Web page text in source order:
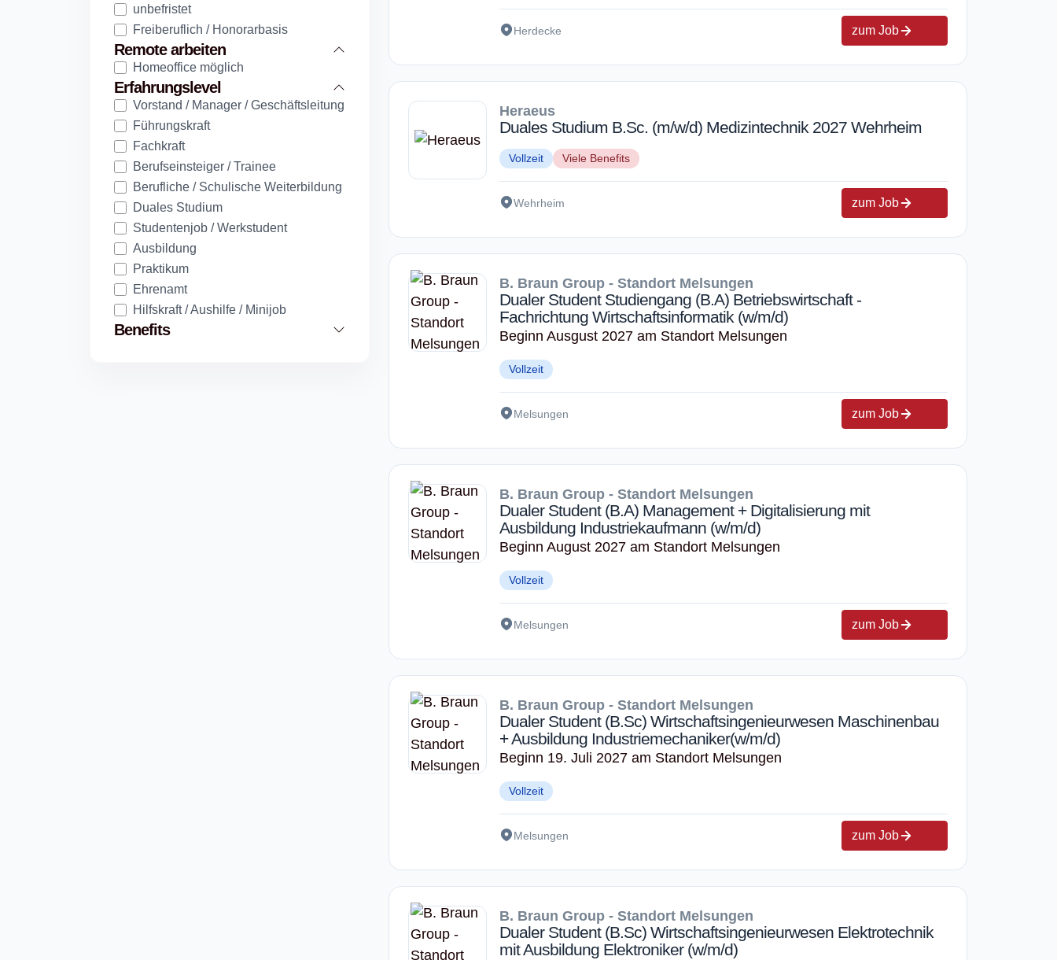
unbefristet
Freiberuflich / Honorarbasis
Remote arbeiten
Homeoffice möglich
Erfahrungslevel
Vorstand / Manager / Geschäftsleitung
Führungskraft
Fachkraft
Berufseinsteiger / Trainee
Berufliche / Schulische Weiterbildung
Duales Studium
Studentenjob / Werkstudent
Ausbildung
Praktikum
Ehrenamt
Hilfskraft / Aushilfe / Minijob
Benefits
Herdecke zum Job
Heraeus
Duales Studium B.Sc. (m/w/d) Medizintechnik 2027 Wehrheim
Vollzeit Viele Benefits
Wehrheim zum Job
B. Braun Group - Standort Melsungen
Dualer Student Studiengang (B.A) Betriebswirtschaft -
Fachrichtung Wirtschaftsinformatik (w/m/d)
Beginn Ausgust 2027 am Standort Melsungen
Vollzeit
Melsungen zum Job
B. Braun Group - Standort Melsungen
Dualer Student (B.A) Management + Digitalisierung mit
Ausbildung Industriekaufmann (w/m/d)
Beginn August 2027 am Standort Melsungen
Vollzeit
Melsungen zum Job
B. Braun Group - Standort Melsungen
Dualer Student (B.Sc) Wirtschaftsingenieurwesen Maschinenbau
+ Ausbildung Industriemechaniker(w/m/d)
Beginn 19. Juli 2027 am Standort Melsungen
Vollzeit
Melsungen zum Job
B. Braun Group - Standort Melsungen
Dualer Student (B.Sc) Wirtschaftsingenieurwesen Elektrotechnik
mit Ausbildung Elektroniker (w/m/d)